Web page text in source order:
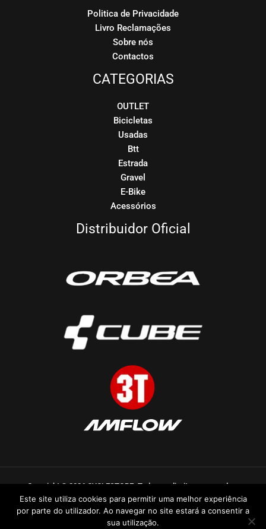
Politica de Privacidade
Livro Reclamações
Sobre nós
Contactos
CATEGORIAS
OUTLET
Bicicletas
Usadas
Btt
Estrada
Gravel
E-Bike
Acessórios
Distribuidor Oficial
Copyright © 2026 CYCLESTORE. Todos os direitos reservados.
Desenvolvido porHA-Gestor Tráfego
Este site utiliza cookies para permitir uma melhor experiência
por parte do utilizador. Ao navegar no site estará a consentir a
sua utilização.